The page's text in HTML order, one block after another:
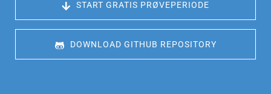
START GRATIS PRØVEPERIODE
DOWNLOAD GITHUB REPOSITORY